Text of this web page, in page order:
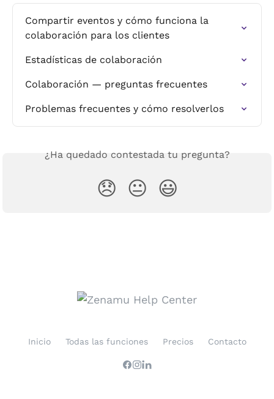
Compartir eventos y cómo funciona la
colaboración para los clientes
Estadísticas de colaboración
Colaboración — preguntas frecuentes
Problemas frecuentes y cómo resolverlos
¿Ha quedado contestada tu pregunta?
😞 😐 😃
Inicio Todas las funciones Precios Contacto